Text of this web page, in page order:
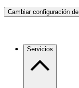
Cambiar configuración
Servicios